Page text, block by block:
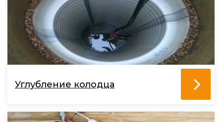
Углубление колодца